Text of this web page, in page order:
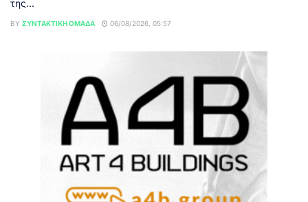
της...
BY ΣΥΝΤΑΚΤΙΚΉ ΟΜΆΔΑ 06/08/2026, 05:57